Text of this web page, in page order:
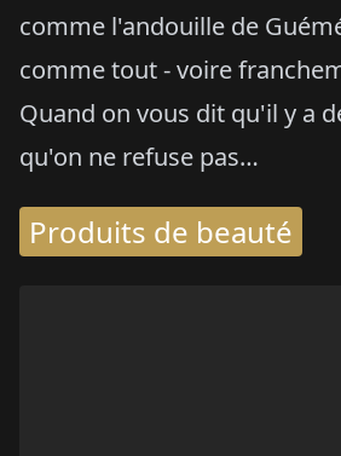
comme l'andouille de
comme tout - voire
Quand on vous dit qu'il y a
qu'on ne refuse pas…
Produits de beauté